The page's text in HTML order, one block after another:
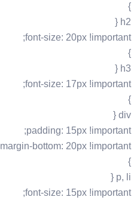
}
h2 {
font-size: 20px !important;
}
h3 {
font-size: 17px !important;
}
div {
padding: 15px !important;
margin-bottom: 20px !important;
}
p, li {
font-size: 15px !important;